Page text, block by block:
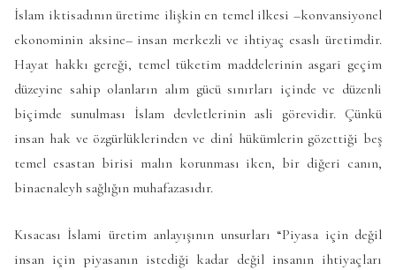
İslam iktisadının üretime ilişkin en temel ilkesi –konvansiyonel
ekonominin aksine– insan merkezli ve ihtiyaç esaslı üretimdir.
Hayat hakkı gereği, temel tüketim maddelerinin asgari geçim
düzeyine sahip olanların alım gücü sınırları içinde ve düzenli
biçimde sunulması İslam devletlerinin asli görevidir. Çünkü
insan hak ve özgürlüklerinden ve dinî hükümlerin gözettiği beş
temel esastan birisi malın korunması iken, bir diğeri canın,
binaenaleyh sağlığın muhafazasıdır.
Kısacası İslami üretim anlayışının unsurları “Piyasa için değil
insan için piyasanın istediği kadar değil insanın ihtiyaçları